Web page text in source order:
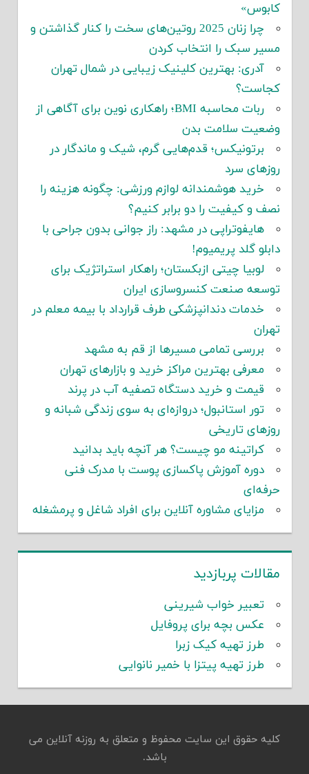
کابوس»
چرا زنان 2025 روتین‌های سخت را کنار گذاشتن و
مسیر سبک را انتخاب کردن
آدری: بهترین کلینیک زیبایی در شمال تهران
کجاست؟
ربات محاسبه BMI؛ راهکاری نوین برای آگاهی از
وضعیت سلامت بدن
برتونیکس؛ قدم‌هایی گرم، شیک و ماندگار در
روزهای سرد
خرید هوشمندانه لوازم ورزشی: چگونه هزینه را
نصف و کیفیت را دو برابر کنیم؟
هایفوتراپی در مشهد: راز جوانی بدون جراحی با
دابلو گلد پریمیوم!
لوبیا چیتی ازبکستان؛ راهکار استراتژیک برای
توسعه صنعت کنسروسازی ایران
خدمات دندانپزشکی طرف قرارداد با بیمه معلم در
تهران
بررسی تمامی مسیرها از قم به مشهد
معرفی بهترین مراکز خرید و بازارهای تهران
قیمت و خرید دستگاه تصفیه آب در پرند
تور استانبول؛ دروازه‌ای به سوی زندگی شبانه و
روزهای تاریخی
کراتینه مو چیست؟ هر آنچه باید بدانید
دوره آموزش پاکسازی پوست با مدرک فنی
حرفه‌ای
مزایای مشاوره آنلاین برای افراد شاغل و پرمشغله
مقالات پربازدید
تعبیر خواب شیرینی
عکس بچه برای پروفایل
طرز تهیه کیک زبرا
طرز تهیه پیتزا با خمیر نانوایی
کلیه حقوق این سایت محفوظ و متعلق به روزنه آنلاین می
باشد.